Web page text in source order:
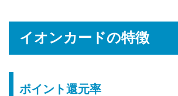
イオンカードの特徴
ポイント還元率